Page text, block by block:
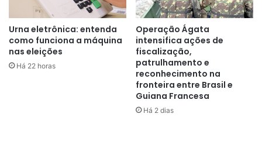
necropsiado. A expectativa é de que o jovem se apresente
à polícia ainda nesta quarta-feira (10).
Urna eletrônica: entenda
como funciona a máquina
nas eleições
Há 22 horas
Operação Ágata
intensifica ações de
fiscalização,
patrulhamento e
reconhecimento na
fronteira entre Brasil e
Guiana Francesa
Há 2 dias